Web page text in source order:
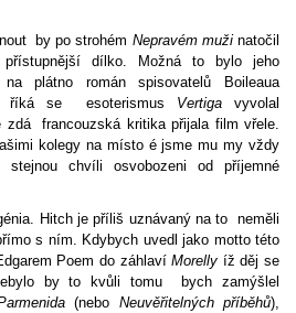
by po strohém Nepravém mužinatočil
přístupnější dílko. Možná to bylo jeho
plátno román spisovatelů Boileaua
říká se esoterismus Vertigavyvolal
zdá francouzská kritika přijala film vřele.
kolegy na místo é jsme mu my vždy
chvíli osvobozeni od příjemné
Hitch je příliš uznávaný na to neměli
s ním. Kdybych uvedl jako motto této
Poem do záhlavíMorelly íž děj se
by to kvůli tomu bych zamýšlel
(nebo Neuvěřitelných příběhů),